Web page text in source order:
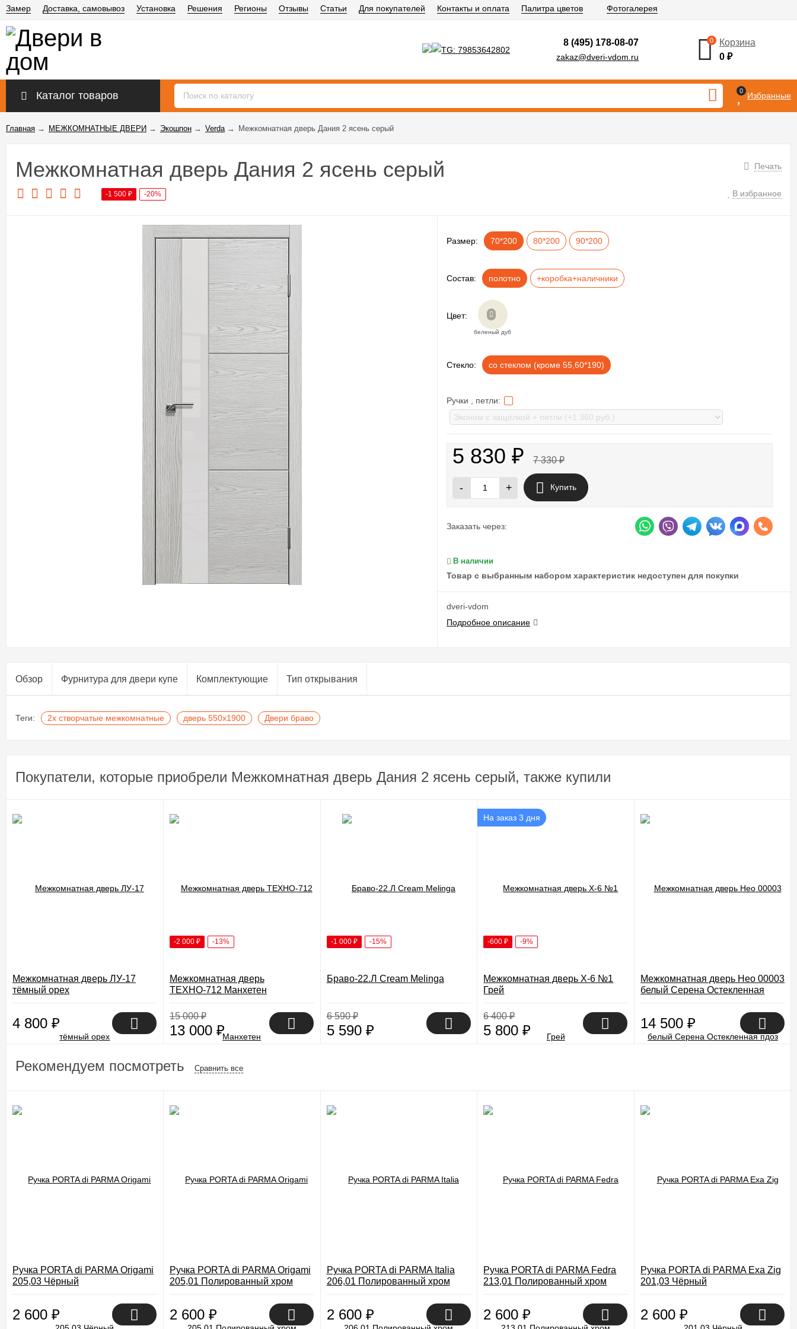
Замер Доставка, самовывоз Установка Решения Регионы Отзывы Статьи Для покупателей Контакты и оплата Палитра цветов Фотогалерея
8 (495) 178-08-07
zakaz@dveri-vdom.ru
0
Корзина
0₽
Каталог товаров 0 Избранные
Главная → МЕЖКОМНАТНЫЕ ДВЕРИ → Экошпон → Verda→ Межкомнатная дверь Дания 2 ясень серый
Печать
Межкомнатная дверь Дания 2 ясень серый
-1 500 ₽ -20% В избранное
Размер: 70*200 80*200 90*200
Состав: полотно +коробка+наличники
Цвет:
беленый дуб
Стекло: со стеклом (кроме 55,60*190)
Ручки , петли:
5 830₽ 7 330₽
- + Купить
Заказать через:
В наличии
Товар с выбранным набором характеристик недоступен для покупки
dveri-vdom
Подробное описание
Обзор Фурнитура для двери купе​ Комплектующие Тип открывания
Теги: 2х створчатые межкомнатные дверь 550х1900 Двери браво
Покупатели, которые приобрели Межкомнатная дверь Дания 2 ясень серый, также купили
Межкомнатная дверь ЛУ-17
тёмный орех
4 800 ₽
-2 000 ₽ -13%
Межкомнатная дверь
ТЕХНО-712 Манхетен
15 000₽
13 000 ₽
-1 000 ₽ -15%
Браво-22.Л Cream Melinga
6 590₽
5 590 ₽
На заказ 3 дня
-600₽ -9%
Межкомнатная дверь X-6 №1
Грей
6 400₽
5 800₽
Межкомнатная дверь Нео 00003
белый Серена Остекленная
14 500₽
Рекомендуем посмотреть Сравнить все
Ручка PORTA di PARMA Origami
205,03 Чёрный
2 600 ₽
Ручка PORTA di PARMA Origami
205,01 Полированный хром
2 600 ₽
Ручка PORTA di PARMA Italia
206,01 Полированный хром
2 600 ₽
Ручка PORTA di PARMA Fedra
213,01 Полированный хром
2 600₽
Ручка PORTA di PARMA Exa Zig
201,03 Чёрный
2 600₽